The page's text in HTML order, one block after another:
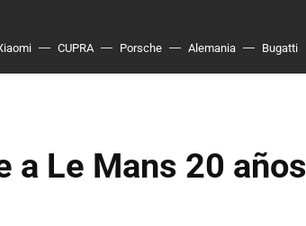
CUPRA Porsche Alemania Bugatti
a Le Mans 20 años